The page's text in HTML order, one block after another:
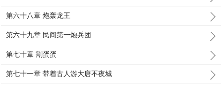
第六十八章 炮轰龙王
第六十九章 民间第一炮兵团
第七十章 割蛋蛋
第七十一章 带着古人游大唐不夜城